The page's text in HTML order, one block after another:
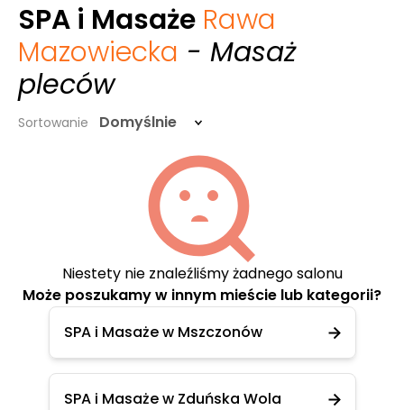
SPA i Masaże Rawa
Mazowiecka - Masaż
pleców
Sortowanie Domyślnie
Niestety nie znaleźliśmy żadnego salonu
Może poszukamy w innym mieście lub kategorii?
SPA i Masaże w Mszczonów
SPA i Masaże w Zduńska Wola